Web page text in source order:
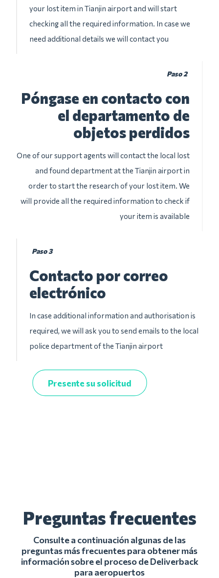
your lost item in Tianjin airport and will start
checking all the required information. In case we
need additional details we will contact you
Paso 2
Póngase en contacto con
el departamento de
objetos perdidos
One of our support agents will contact the local lost
and found department at the Tianjin airport in
order to start the research of your lost item. We
will provide all the required information to check if
your item is available
Paso 3
Contacto por correo
electrónico
In case additional information and authorisation is
required, we will ask you to send emails to the local
police department of the Tianjin airport
Presente su solicitud
Preguntas frecuentes
Consulte a continuación algunas de las
preguntas más frecuentes para obtener más
información sobre el proceso de Deliverback
para aeropuertos